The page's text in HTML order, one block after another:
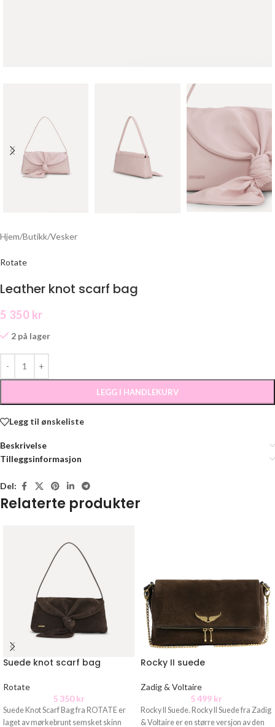
Hjem/Butikk/Vesker
Rotate
Leather knot scarf bag
5 350 kr
2 på lager
LEGG I HANDLEKURV
Legg til ønskeliste
Beskrivelse
Tilleggsinformasjon
Del:
Relaterte produkter
Suede knot scarf bag
Rotate
5 350kr
Suede Knot Scarf Bag fra ROTATE er
laget av mørkebrunt semsket skinn
Rocky II suede
Zadig & Voltaire
5 499 kr
Rocky II Suede. Rocky II Suede fra Zadig
& Voltaire er en større versjon av den